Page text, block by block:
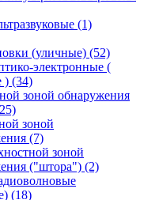
(1)
(уличные) (52)
электронные (
) (34)
зоной обнаружения
зоной
(7)
зоной
("штора") (2)
(18)